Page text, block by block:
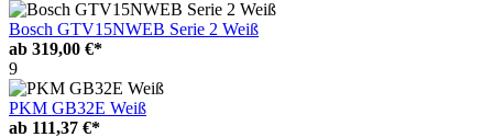
Bosch GTV15NWEB Serie 2 Weiß
ab 319,00 €*
9
PKM GB32E Weiß
ab 111,37 €*